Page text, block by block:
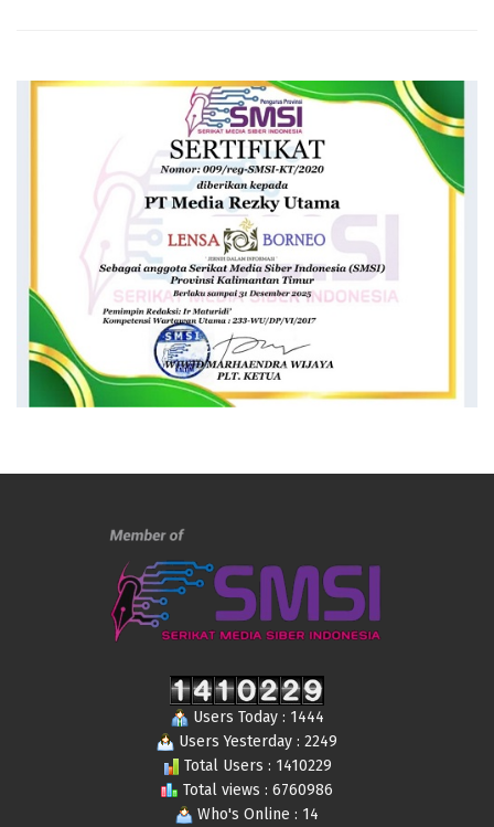
Users Today : 1444
Users Yesterday : 2249
Total Users : 1410229
Total views : 6760986
Who's Online : 14